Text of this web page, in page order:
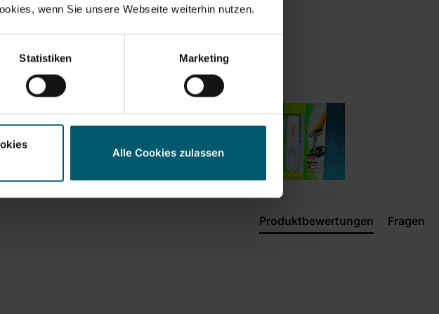
wenn Sie unsere Webseite weiterhin nutzen.
Statistiken Marketing
Alle Cookies zulassen
5
Produktbewertungen Fragen